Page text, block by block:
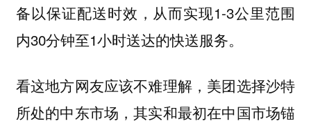
备以保证配送时效，从而实现1-3公里范围
内30分钟至1小时送达的快送服务。
看这地方网友应该不难理解，美团选择沙特
所处的中东市场，其实和最初在中国市场锚